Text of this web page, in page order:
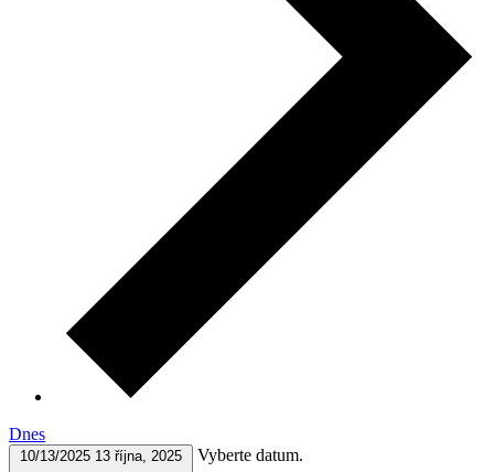
Dnes
10/13/2025 13 října, 2025 Vyberte datum.